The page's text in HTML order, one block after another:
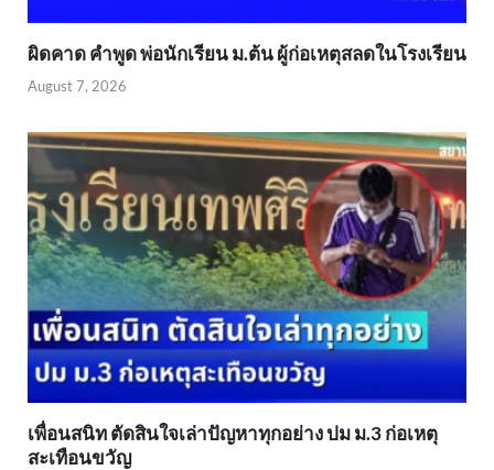
ผิดคาด คำพูด พ่อนักเรียน ม.ต้น ผู้ก่อเหตุสลดในโรงเรียน
August 7, 2026
เพื่อนสนิท ตัดสินใจเล่าปัญหาทุกอย่าง ปม ม.3 ก่อเหตุ
สะเทือนขวัญ